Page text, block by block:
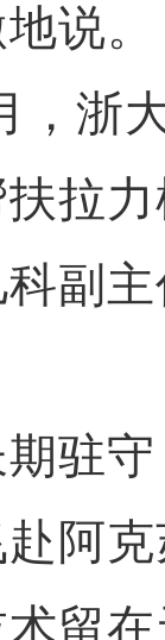
说。
浙大
拉
副
守
阿
留